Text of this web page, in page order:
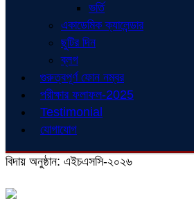
ভর্তি
একাডেমিক ক্যালেন্ডার
ছুটির দিন
ব্লগ
গুরুত্বপূর্ণ ফোন নম্বর
পরীক্ষার ফলাফল-2025
Testimonial
যোগাযোগ
বিদায় অনুষ্ঠান: এইচএসসি-২০২৬